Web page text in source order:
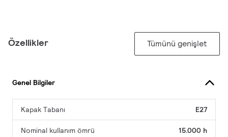
Özellikler Tümünü genişlet
Genel Bilgiler
Kapak Tabanı E27
Nominal kullanım ömrü 15.000 h